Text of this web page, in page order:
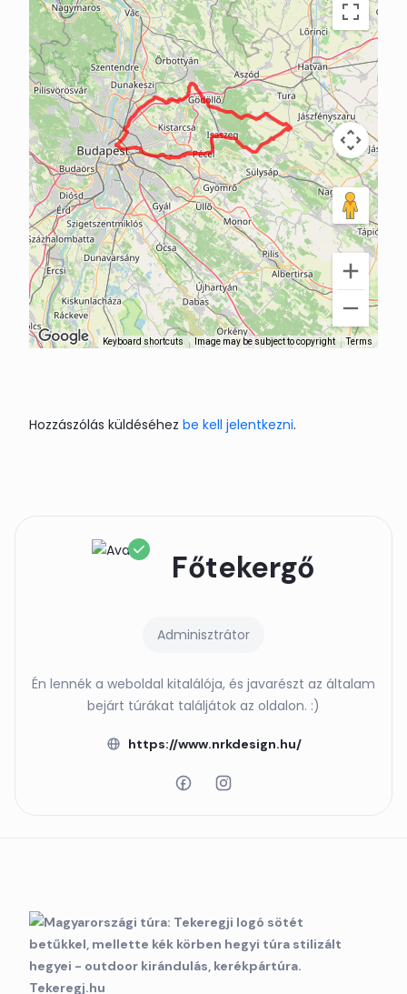
Keyboard shortcuts Image may be subject to copyright Terms
Főtekergő
Adminisztrátor
Én lennék a weboldal kitalálója, és javarészt az általam
bejárt túrákat találjátok az oldalon. :)
https://www.nrkdesign.hu/
Hozzászólás küldéséhez be kell jelentkezni.